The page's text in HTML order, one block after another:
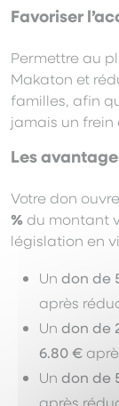
Favoriser
Permettre au
Makaton et
familles, afin
jamais un
Les
Votre don
% du montant
législation en
Un don de
après
Un don de
6.80 €
Un don de
après